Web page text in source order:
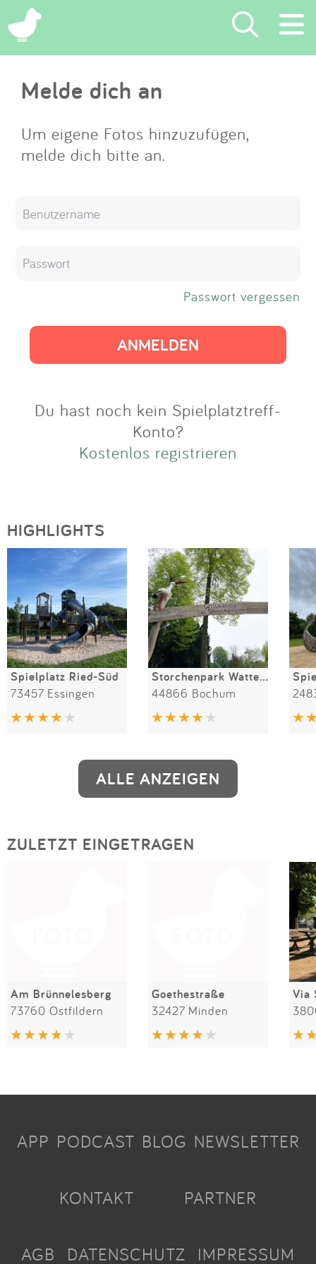
×
Suchen
Eintragen
App
Melde dich an
Um eigene Fotos hinzuzufügen,
melde dich bitte an.
Passwort vergessen
Du hast noch kein Spielplatztreff-
Konto?
Kostenlos registrieren
HIGHLIGHTS
Spielplatz Ried-Süd
73457 Essingen
Storchenpark Wattenscheid
44866 Bochum
ALLE ANZEIGEN
ZULETZT EINGETRAGEN
Am Brünnelesberg
73760 Ostfildern
Goethestraße
32427 Minden
Via
APP PODCAST BLOG NEWSLETTER
KONTAKT PARTNER
AGB DATENSCHUTZ IMPRESSUM